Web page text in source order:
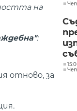
на
:
отново, за